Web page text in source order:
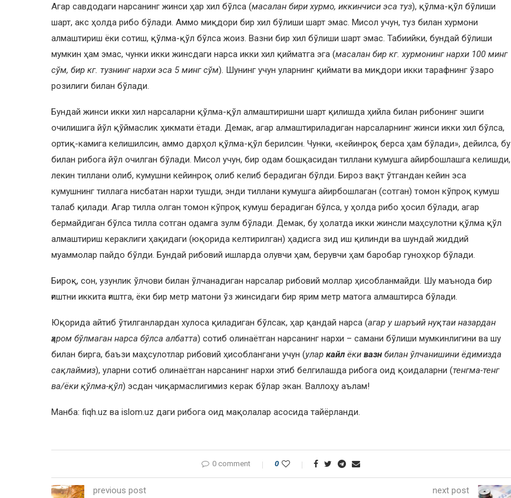
Агар савдодаги нарсанинг жинси ҳар хил бўлса (масалан бири хурмо, иккинчиси эса туз), қўлма-қўл бўлиши
шарт, акс ҳолда рибо бўлади. Аммо миқдори бир хил бўлиши шарт эмас. Мисол учун, туз билан хурмони
алмаштириш ёки сотиш, қўлма-қўл бўлса жоиз. Вазни бир хил бўлиши шарт эмас. Табиийки, бундай бўлиши
мумкин ҳам эмас, чунки икки жинсдаги нарса икки хил қийматга эга (масалан бир кг. хурмонинг нархи 100 минг
сўм, бир кг. тузнинг нархи эса 5 минг сўм). Шунинг учун уларнинг қиймати ва миқдори икки тарафнинг ўзаро
розилиги билан бўлади.
Бундай жинси икки хил нарсаларни қўлма-қўл алмаштиришни шарт қилишда ҳийла билан рибонинг эшиги
очилишига йўл қўймаслик ҳикмати ётади. Демак, агар алмаштириладиган нарсаларнинг жинси икки хил бўлса,
ортиқ-камига келишилсин, аммо дарҳол қўлма-қўл берилсин. Чунки, «кейинроқ берса ҳам бўлади», дейилса, бу
билан рибога йўл очилган бўлади. Мисол учун, бир одам бошқасидан тиллани кумушга айирбошлашга келишди,
лекин тиллани олиб, кумушни кейинроқ олиб келиб берадиган бўлди. Бироз вақт ўтгандан кейин эса
кумушнинг тиллага нисбатан нархи тушди, энди тиллани кумушга айирбошлаган (сотган) томон кўпроқ кумуш
талаб қилади. Агар тилла олган томон кўпроқ кумуш берадиган бўлса, у ҳолда рибо ҳосил бўлади, агар
бермайдиган бўлса тилла сотган одамга зулм бўлади. Демак, бу ҳолатда икки жинсли маҳсулотни қўлма қўл
алмаштириш кераклиги ҳақидаги (юқорида келтирилган) ҳадисга зид иш қилинди ва шундай жиддий
муаммолар пайдо бўлди. Бундай рибовий ишларда олувчи ҳам, берувчи ҳам баробар гуноҳкор бўлади.
Бироқ, сон, узунлик ўлчови билан ўлчанадиган нарсалар рибовий моллар ҳисобланмайди. Шу маънода бир
ғиштни иккита ғиштга, ёки бир метр матони ўз жинсидаги бир ярим метр матога алмаштирса бўлади.
Юқорида айтиб ўтилганлардан хулоса қиладиган бўлсак, ҳар қандай нарса (агар у шаръий нуқтаи назардан
ҳаром бўлмаган нарса бўлса албатта) сотиб олинаётган нарсанинг нархи – самани бўлиши мумкинлигини ва шу
билан бирга, баъзи маҳсулотлар рибовий ҳисоблангани учун (улар кайл ёки вазн билан ўлчанишини ёдимизда
сақлаймиз), уларни сотиб олинаётган нарсанинг нархи этиб белгилашда рибога оид қоидаларни (тенгма-тенг
ва/ёки қўлма-қўл) эсдан чиқармаслигимиз керак бўлар экан. Валлоҳу аълам!
Манба: fiqh.uz ва islom.uz даги рибога оид мақолалар асосида тайёрланди.
0 comment 0
previous post
next post